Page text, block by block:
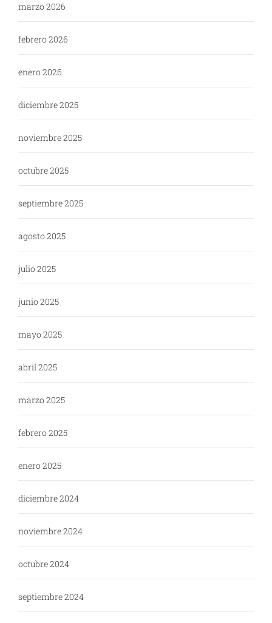
marzo 2026
febrero 2026
enero 2026
diciembre 2025
noviembre 2025
octubre 2025
septiembre 2025
agosto 2025
julio 2025
junio 2025
mayo 2025
abril 2025
marzo 2025
febrero 2025
enero 2025
diciembre 2024
noviembre 2024
octubre 2024
septiembre 2024